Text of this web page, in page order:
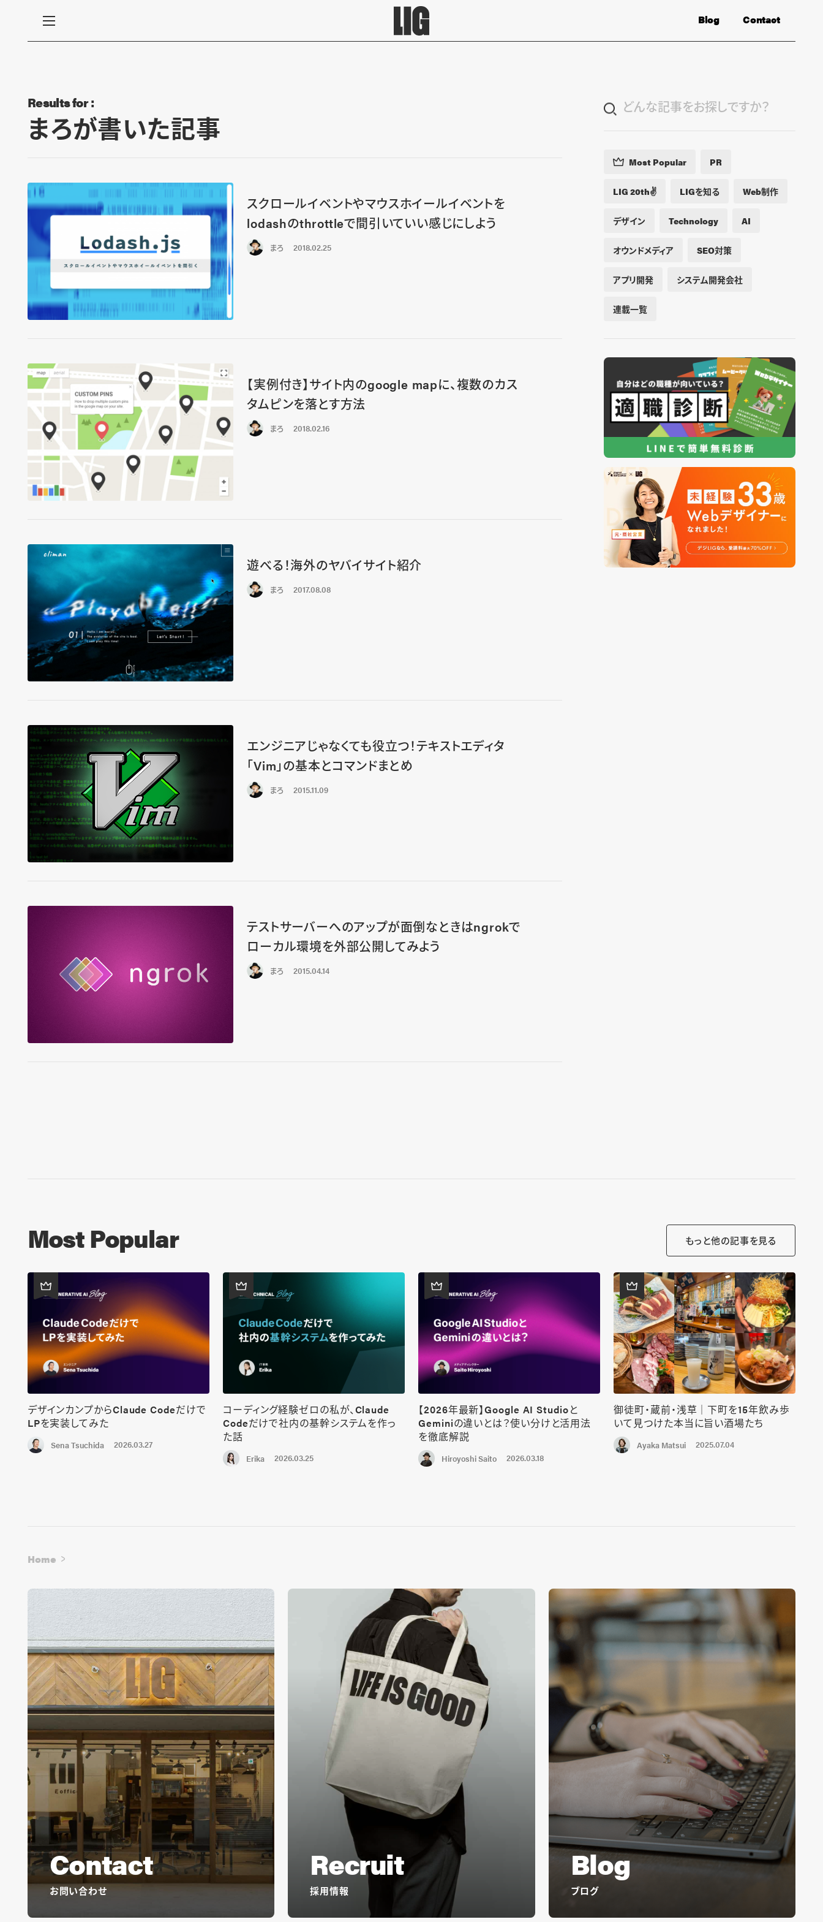
Contact
Blog
Results for :
まろが書いた記事
スクロールイベントやマウスホイールイベントを
lodashのthrottleで間引いていい感じにしよう
まろ 2018.02.25
【実例付き】サイト内のgoogle mapに、複数のカス
タムピンを落とす方法
まろ 2018.02.16
遊べる！海外のヤバイサイト紹介
まろ 2017.08.08
エンジニアじゃなくても役立つ！テキストエディタ
「Vim」の基本とコマンドまとめ
まろ 2015.11.09
テストサーバーへのアップが面倒なときはngrokで
ローカル環境を外部公開してみよう
まろ 2015.04.14
Most Popular PR
LIG 20th✌️ LIGを知る Web制作
デザイン Technology AI
オウンドメディア SEO対策
アプリ開発 システム開発会社
連載一覧
Most Popular もっと他の記事を見る
デザインカンプからClaude Codeだけで
LPを実装してみた
Sena Tsuchida 2026.03.27
コーディング経験ゼロの私が、Claude
Codeだけで社内の基幹システムを作っ
た話
Erika 2026.03.25
【2026年最新】Google AI Studioと
Geminiの違いとは？使い分けと活用法
を徹底解説
Hiroyoshi Saito 2026.03.18
御徒町・蔵前・浅草｜下町を15年飲み歩
いて見つけた本当に旨い酒場たち
Ayaka Matsui 2025.07.04
Home
Contact
お問い合わせ
Recruit
採用情報
Blog
ブログ